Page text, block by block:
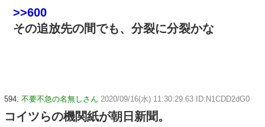
>>600
その追放先の間でも、分裂に分裂かな
594: 不要不急の名無しさん 2020/09/16(水) 11:30:29.63 ID:N1CDD2dG0
コイツらの機関紙が朝日新聞。